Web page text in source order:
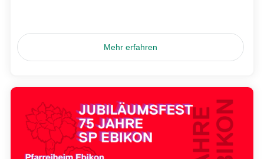
Mehr erfahren